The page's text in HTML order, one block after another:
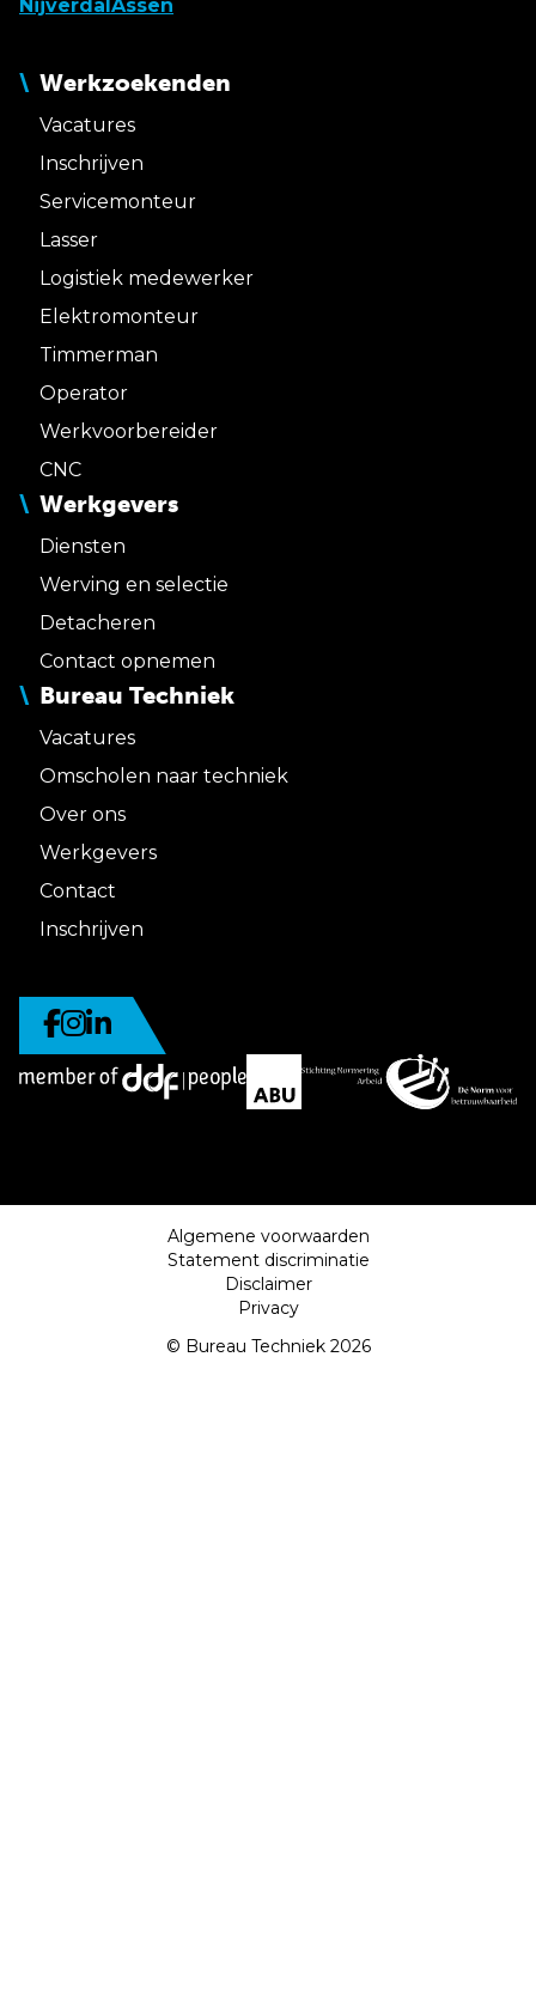
Nijverdal Assen
Werkzoekenden
Vacatures
Inschrijven
Servicemonteur
Lasser
Logistiek medewerker
Elektromonteur
Timmerman
Operator
Werkvoorbereider
CNC
Werkgevers
Diensten
Werving en selectie
Detacheren
Contact opnemen
Bureau Techniek
Vacatures
Omscholen naar techniek
Over ons
Werkgevers
Contact
Inschrijven
Algemene voorwaarden
Statement discriminatie
Disclaimer
Privacy
© Bureau Techniek 2026